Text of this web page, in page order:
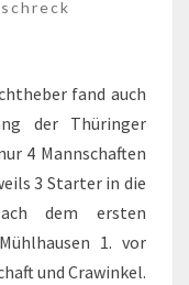
fand auch
der Thüringer
4 Mannschaften
3 Starter in die
dem ersten
1. vor
und Crawinkel.